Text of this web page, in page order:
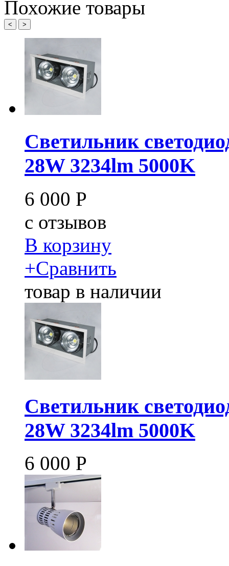
Похожие товары
< >
Светильник
28W 3234lm 5000K
6 000 Р
c отзывов
В корзину
+Сравнить
товар в наличии
Светильник
28W 3234lm 5000K
6 000 Р